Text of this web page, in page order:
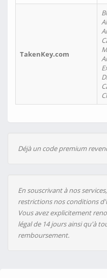
TakenKey.com
Déjà un code premium
En souscrivant à nos
restrictions nos conditions
Vous avez explicitement
légal de 14 jours ainsi qu'à
remboursement.